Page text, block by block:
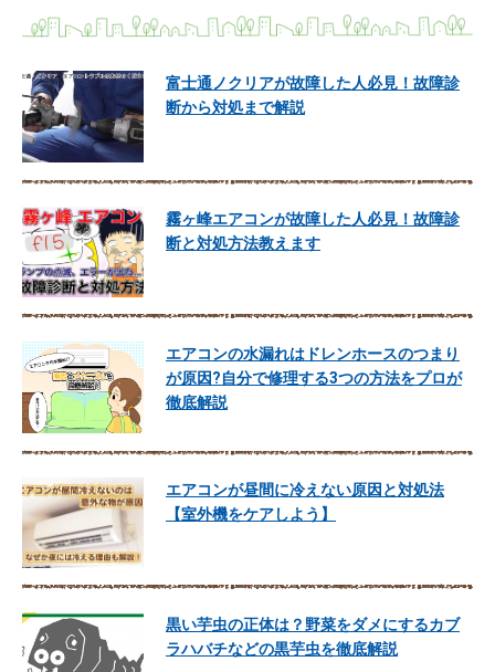
富士通ノクリアが故障した人必見！故障診
断から対処まで解説
霧ヶ峰エアコンが故障した人必見！故障診
断と対処方法教えます
エアコンの水漏れはドレンホースのつまり
が原因?自分で修理する3つの方法をプロが
徹底解説
エアコンが昼間に冷えない原因と対処法
【室外機をケアしよう】
黒い芋虫の正体は？野菜をダメにするカブ
ラハバチなどの黒芋虫を徹底解説